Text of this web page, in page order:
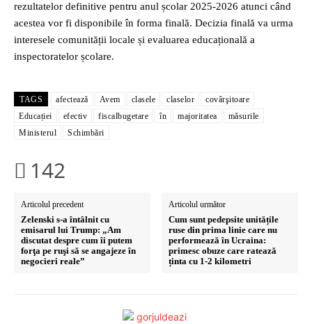
rezultatelor definitive pentru anul școlar 2025-2026 atunci când
acestea vor fi disponibile în forma finală. Decizia finală va urma
interesele comunității locale și evaluarea educațională a
inspectoratelor școlare.
TAGS afectează Avem clasele claselor
covârşitoare
Educației
efectiv fiscalbugetare în majoritatea
măsurile
Ministerul
Schimbări
142
Articolul precedent
Zelenski s-a întâlnit cu
emisarul lui Trump: „Am
discutat despre cum îi putem
forţa pe ruşi să se angajeze în
negocieri reale”
Articolul următor
Cum sunt pedepsite unitățile
ruse din prima linie care nu
performează în Ucraina:
primesc obuze care ratează
ținta cu 1-2 kilometri